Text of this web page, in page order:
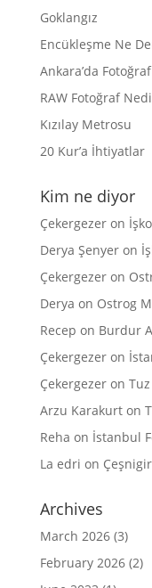
Goklangız
Encükleşme Ne
Ankara’da
RAW Fotoğraf
Kızılay Metrosu
20 Kur’a İhtiyatlar
Kim ne diyor
Çekergezeron
Derya Şenyeron
Çekergezeron
Derya on Ostrog
Recep on Burdur
Çekergezeron
Çekergezeron
Arzu Karakurton
Reha on İstanbul
La edri on
Archives
March 2026(3)
February 2026(2)